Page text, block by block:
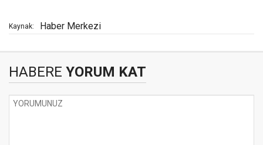
Kaynak: Haber Merkezi
HABERE YORUM KAT